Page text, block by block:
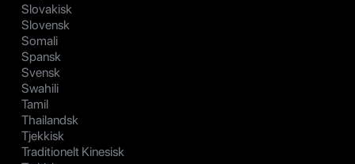
Slovakisk
Slovensk
Somali
Spansk
Svensk
Swahili
Tamil
Thailandsk
Tjekkisk
Traditionelt Kinesisk